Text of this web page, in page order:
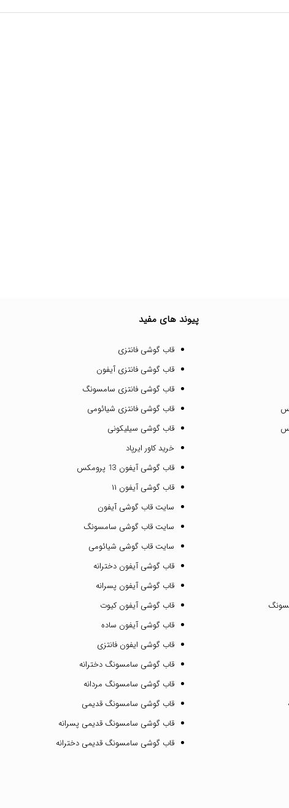
پیوند های مفید
قاب گوشی فانتزی
قاب گوشی فانتزی آیفون
قاب گوشی فانتزی سامسونگ
قاب گوشی فانتزی شیائومی
قاب گوشی سیلیکونی
خرید کاور ایرپاد
قاب گوشی آیفون 13 پرومکس
قاب گوشی آیفون ۱۱
سایت قاب گوشی آیفون
سایت قاب گوشی سامسونگ
سایت قاب گوشی شیائومی
قاب گوشی آیفون دخترانه
قاب گوشی آیفون پسرانه
قاب گوشی آیفون کیوت
قاب گوشی آیفون ساده
قاب گوشی ایفون فانتزی
قاب گوشی سامسونگ دخترانه
قاب گوشی سامسونگ مردانه
قاب گوشی سامسونگ قدیمی
قاب گوشی سامسونگ قدیمی پسرانه
قاب گوشی سامسونگ قدیمی دخترانه